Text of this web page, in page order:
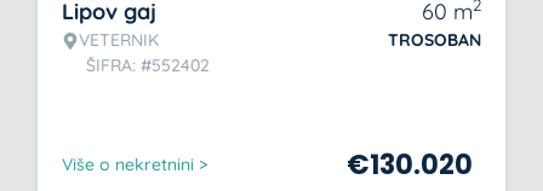
Lipov gaj
VETERNIK
ŠIFRA: #552402
60 m2
TROSOBAN
Više o nekretnini > €130.020